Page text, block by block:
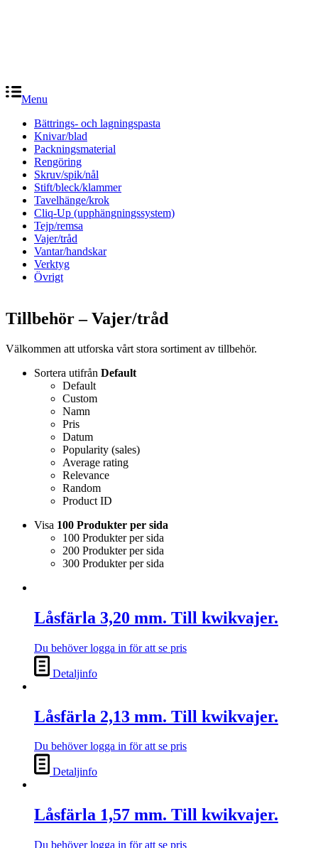
Menu
Bättrings- och lagningspasta
Knivar/blad
Packningsmaterial
Rengöring
Skruv/spik/nål
Stift/bleck/klammer
Tavelhänge/krok
Cliq-Up (upphängningssystem)
Tejp/remsa
Vajer/tråd
Vantar/handskar
Verktyg
Övrigt
Tillbehör – Vajer/tråd
Välkommen att utforska vårt stora sortiment av tillbehör.
Sortera utifrån Default
Default
Custom
Namn
Pris
Datum
Popularity (sales)
Average rating
Relevance
Random
Product ID
Visa 100 Produkter per sida
100 Produkter per sida
200 Produkter per sida
300 Produkter per sida
Låsfärla 3,20 mm. Till kwikvajer.
Du behöver logga in för att se pris
Detaljinfo
Låsfärla 2,13 mm. Till kwikvajer.
Du behöver logga in för att se pris
Detaljinfo
Låsfärla 1,57 mm. Till kwikvajer.
Du behöver logga in för att se pris